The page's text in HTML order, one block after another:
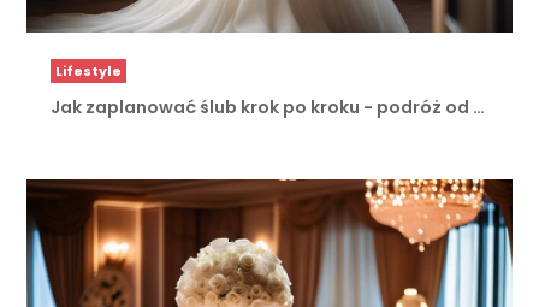
Lifestyle
Jak zaplanować ślub krok po kroku - podróż od …